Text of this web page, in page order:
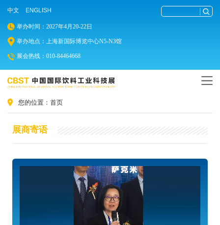
中文 ENGLISH
举办时间：2027年4月20-22日
举办地点：上海新国际博览中心N5-N3馆
展会热线：010-84464668
您的位置： 首页
展商寄语